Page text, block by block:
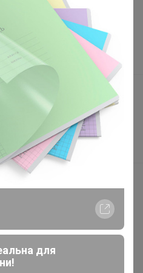
для ваших изображений
чисел
для